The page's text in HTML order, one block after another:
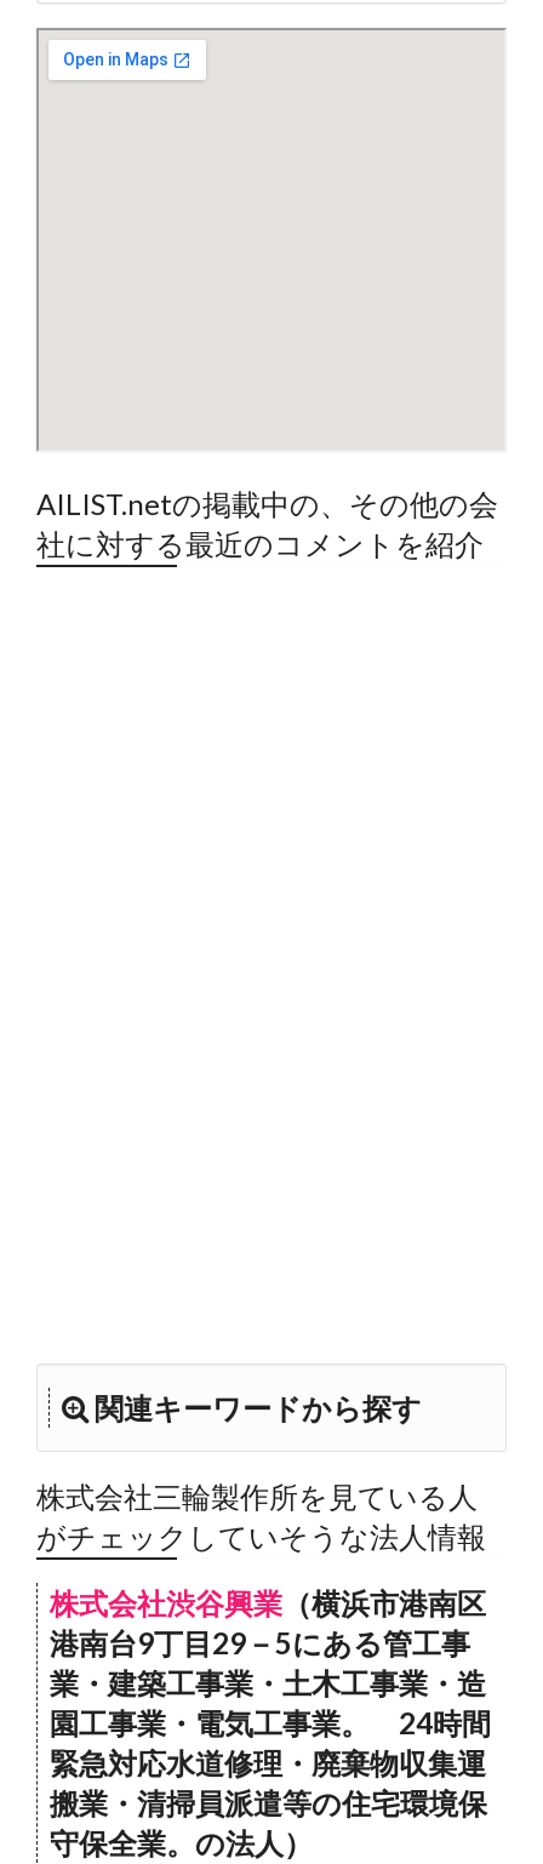
AILIST.netの掲載中の、その他の会
社に対する最近のコメントを紹介
関連キーワードから探す
株式会社三輪製作所を見ている人
がチェックしていそうな法人情報
株式会社渋谷興業 （横浜市港南区
港南台9丁目29－5にある管工事
業・建築工事業・土木工事業・造
園工事業・電気工事業。 24時間
緊急対応水道修理・廃棄物収集運
搬業・清掃員派遣等の住宅環境保
守保全業。の法人）